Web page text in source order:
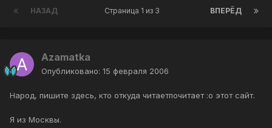
НАЗАД ВПЕРЁД
Страница 1 из 3
Azamatka
Опубликовано: 15 февраля 2006
Народ, пишите здесь, кто откуда читаетпочитает :o этот сайт.
Я из Москвы.